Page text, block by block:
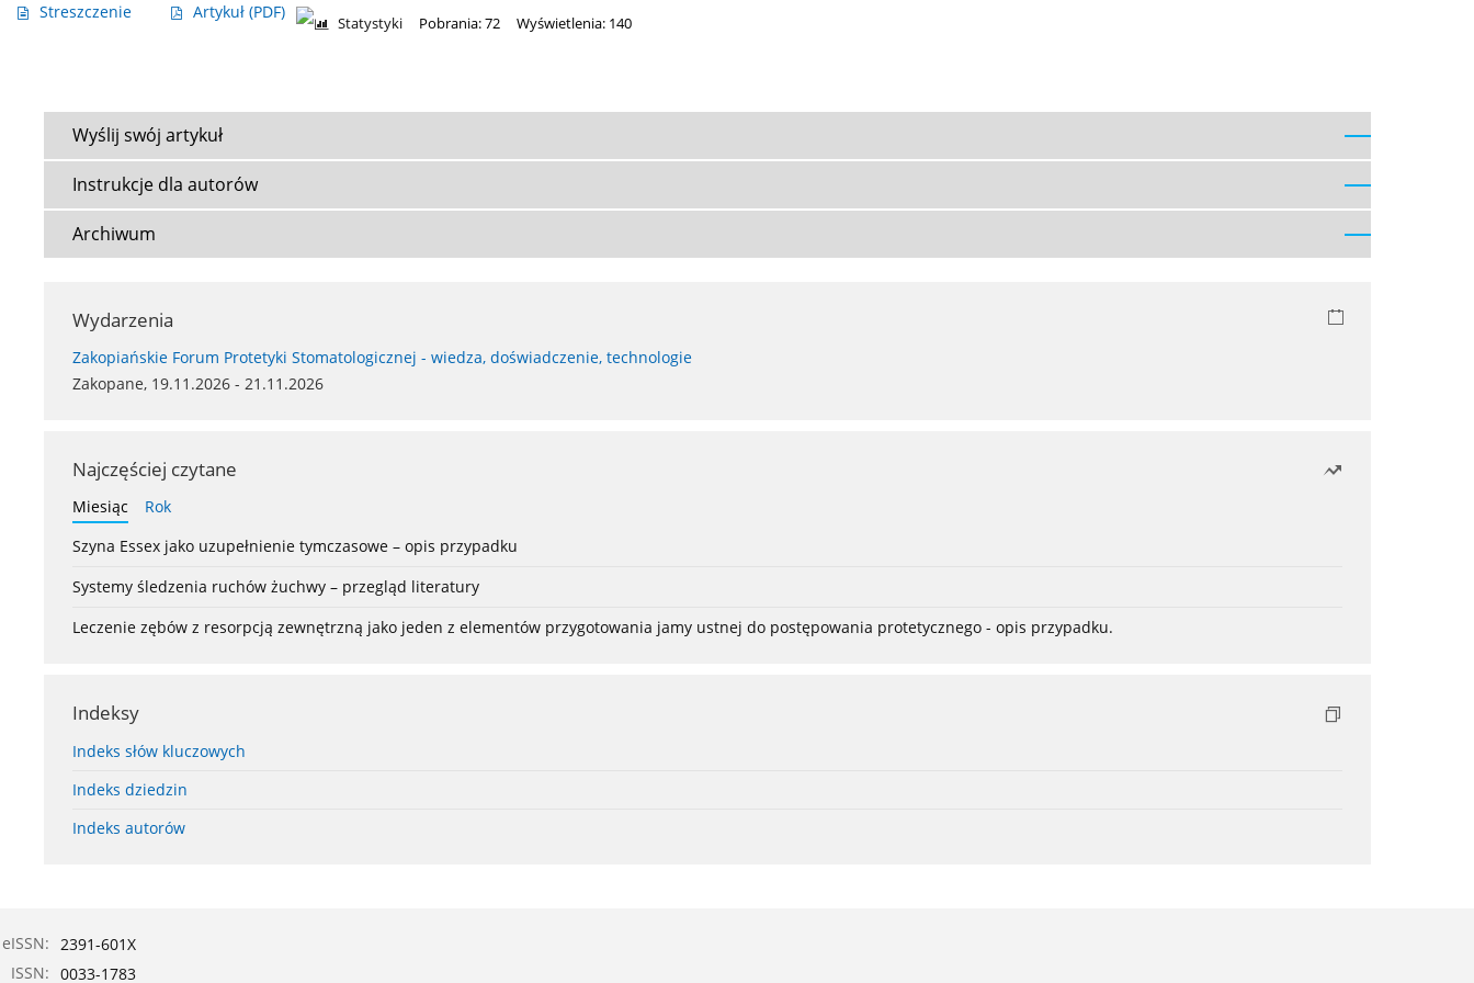
Streszczenie Artykuł (PDF)
Statystyki Pobrania: 72 Wyświetlenia: 140
Wyślij swój artykuł
Instrukcje dla autorów
Archiwum
Wydarzenia
Zakopiańskie Forum Protetyki Stomatologicznej - wiedza, doświadczenie, technologie
Zakopane, 19.11.2026 - 21.11.2026
Najczęściej czytane
Miesiąc
Rok
Szyna Essex jako uzupełnienie tymczasowe – opis przypadku
Systemy śledzenia ruchów żuchwy – przegląd literatury
Leczenie zębów z resorpcją zewnętrzną jako jeden z elementów przygotowania jamy ustnej do postępowania protetycznego - opis przypadku.
Indeksy
Indeks słów kluczowych
Indeks dziedzin
Indeks autorów
eISSN: 2391-601X
ISSN: 0033-1783